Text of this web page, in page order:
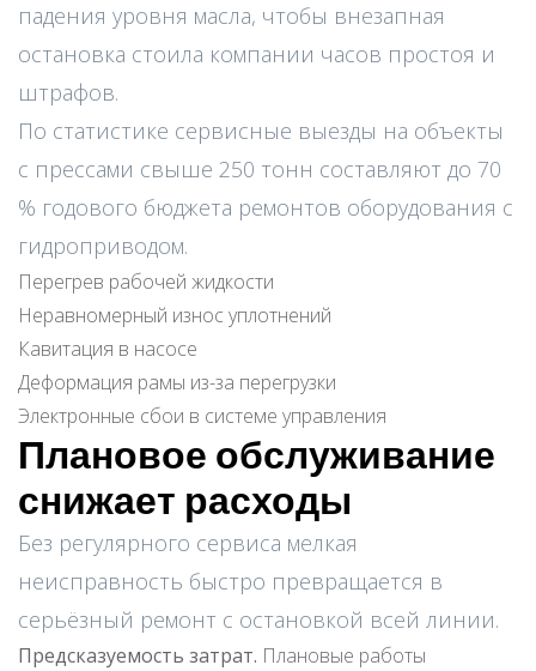
падения уровня масла, чтобы внезапная
остановка стоила компании часов простоя и
штрафов.
По статистике сервисные выезды на объекты
с прессами свыше 250 тонн составляют до 70
% годового бюджета ремонтов оборудования с
гидроприводом.
Перегрев рабочей жидкости
Неравномерный износ уплотнений
Кавитация в насосе
Деформация рамы из-за перегрузки
Электронные сбои в системе управления
Плановое обслуживание
снижает расходы
Без регулярного сервиса мелкая
неисправность быстро превращается в
серьёзный ремонт с остановкой всей линии.
Предсказуемость затрат. Плановые работы